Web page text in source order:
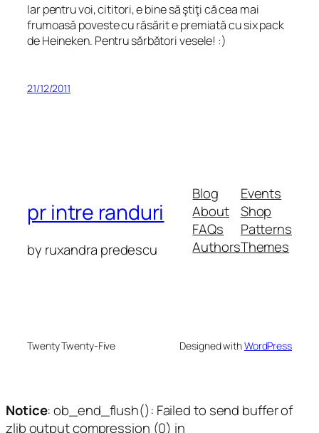
Iar pentru voi, cititori, e bine să ştiţi că cea mai
frumoasă poveste cu răsărit e premiată cu six pack
de Heineken. Pentru sărbători vesele! :)
21/12/2011
pr intre randuri
by ruxandra predescu
Blog
About
FAQs
Authors
Events
Shop
Patterns
Themes
Twenty Twenty-Five Designed withWordPress
Notice: ob_end_flush(): Failed to send buffer of
zlib output compression (0) in